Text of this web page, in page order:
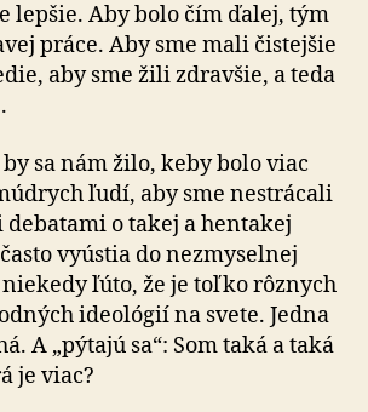
lepšie. Aby bolo čím ďalej, tým
práce. Aby sme mali čistejšie
aby sme žili zdravšie, a teda
sa nám žilo, keby bolo viac
ľudí, aby sme nestrácali
o takej a hentakej
vyústia do nezmyselnej
ľúto, že je toľko rôznych
ideológií na svete. Jedna
A „pýtajú sa“: Som taká a taká
je viac?